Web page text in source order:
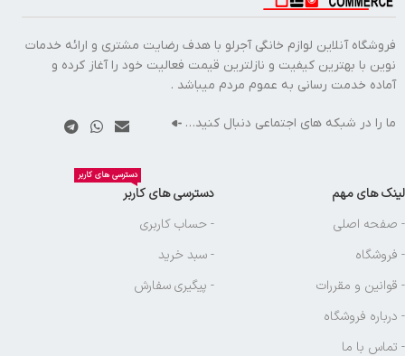
فروشگاه آنلاین لوازم خانگی آجرلو با هدف رضایت مشتری و ارائه خدمات
نوین با بهترین کیفیت و نازلترین قیمت فعالیت خود را آغاز کرده و
آماده خدمت رسانی به عموم مردم میباشد .
ما را در شبکه های اجتماعی دنبال کنید…
لینک های مهم
- صفحه اصلی
- فروشگاه
- قوانین و مقررات
- درباره فروشگاه
- تماس با ما
دسترسی های کاربر
دسترسی های کاربر
- حساب کاربری
- سبد خرید
- پیگیری سفارش